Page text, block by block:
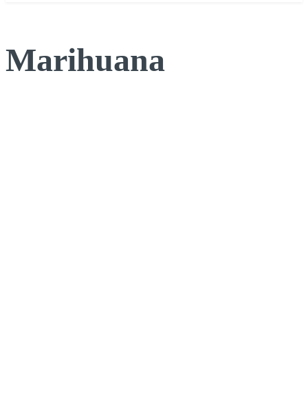
Marihuana